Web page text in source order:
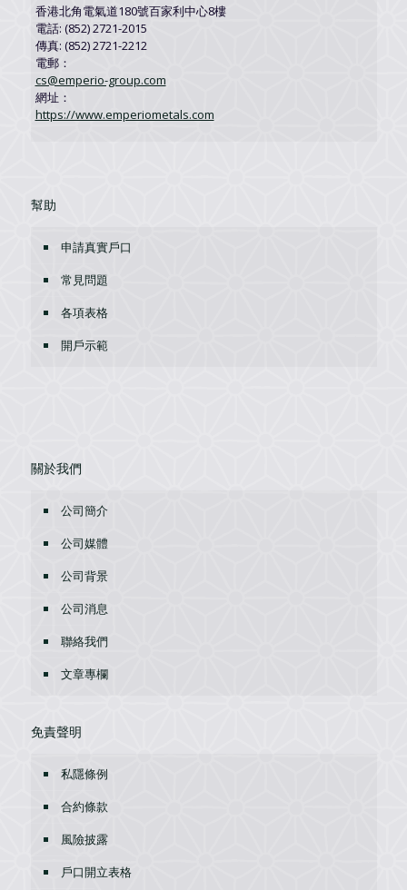
香港北角電氣道180號百家利中心8樓
電話: (852) 2721-2015
傳真: (852) 2721-2212
電郵：
cs@emperio-group.com
網址：
https://www.emperiometals.com
幫助
申請真實戶口
常見問題
各項表格
開戶示範
關於我們
公司簡介
公司媒體
公司背景
公司消息
聯絡我們
文章專欄
免責聲明
私隱條例
合約條款
風險披露
戶口開立表格